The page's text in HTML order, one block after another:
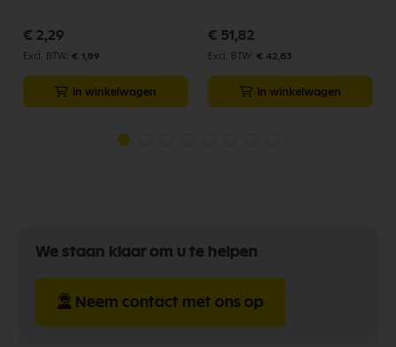
€ 2,29
€ 1,89
In winkelwagen
€ 51,82
€ 42,83
In winkelwagen
We staan klaar om u te helpen
Neem contact met ons op